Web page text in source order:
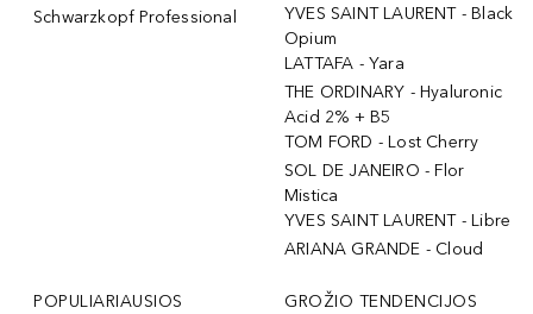
Schwarzkopf Professional
YVES SAINT LAURENT - Black
Opium
LATTAFA - Yara
THE ORDINARY - Hyaluronic
Acid 2% + B5
TOM FORD - Lost Cherry
SOL DE JANEIRO - Flor
Mistica
YVES SAINT LAURENT - Libre
ARIANA GRANDE - Cloud
POPULIARIAUSIOS
GROŽIO TENDENCIJOS